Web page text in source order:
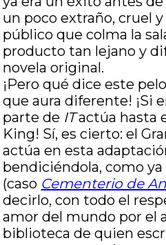
un poco extraño, cruel
público que colma la
producto tan lejano y
novela original.
¡Pero qué dice este
que aura diferente! ¡Si
parte de ITactúa hasta
King! Sí, es cierto: el
actúa en esta
bendiciéndola, como
(caso Cementerio de
decirlo, con todo el
amor del mundo por el
biblioteca de quien